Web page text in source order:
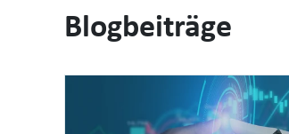
Blogbeiträge